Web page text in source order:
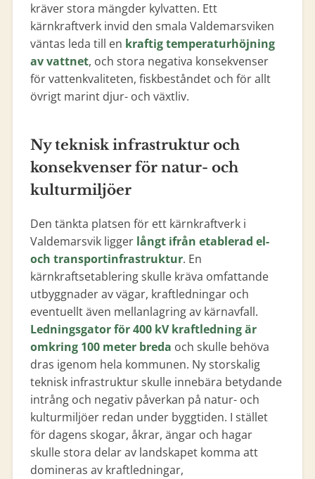
kräver stora mängder kylvatten. Ett
kärnkraftverk invid den smala Valdemarsviken
väntas leda till en kraftig temperaturhöjning
av vattnet, och stora negativa konsekvenser
för vattenkvaliteten, fiskbeståndet och för allt
övrigt marint djur- och växtliv.
Ny teknisk infrastruktur och
konsekvenser för natur- och
kulturmiljöer
Den tänkta platsen för ett kärnkraftverk i
Valdemarsvik ligger långt ifrån etablerad el-
och transportinfrastruktur. En
kärnkraftsetablering skulle kräva omfattande
utbyggnader av vägar, kraftledningar och
eventuellt även mellanlagring av kärnavfall.
Ledningsgator för 400 kV kraftledning är
omkring 100 meter breda och skulle behöva
dras igenom hela kommunen. Ny storskalig
teknisk infrastruktur skulle innebära betydande
intrång och negativ påverkan på natur- och
kulturmiljöer redan under byggtiden. I stället
för dagens skogar, åkrar, ängar och hagar
skulle stora delar av landskapet komma att
domineras av kraftledningar,